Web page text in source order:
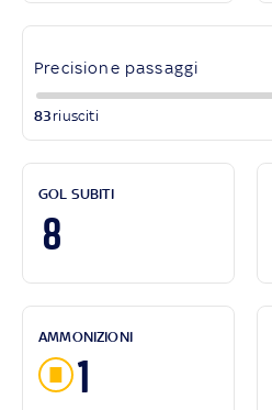
Precisione passaggi
83 riusciti
GOL SUBITI
8
AMMONIZIONI
1